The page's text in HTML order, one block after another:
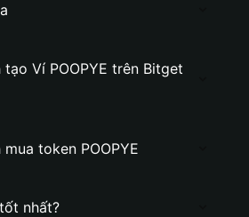
Ví POOPYE trên Bitget
token POOPYE
nhất?